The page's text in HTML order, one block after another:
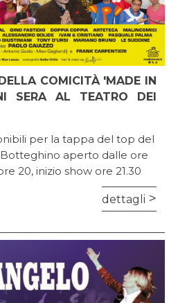
COMICITÀ 'MADE IN
SERA AL TEATRO DEI
per la tappa del top del
aperto dalle ore
20, inizio show ore 21.30
dettagli